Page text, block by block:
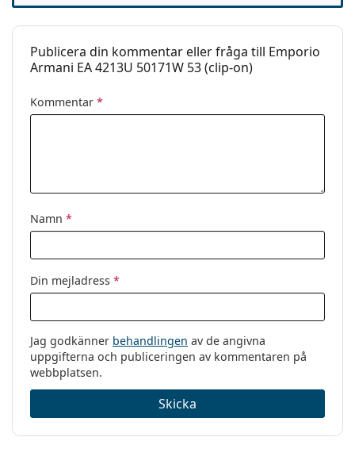
behöver hjälp med att välja ditt par.
Detta är en medicinteknisk produkt. Läs
instruktionerna före användning
Fjädergångjärn: Nej
Tillbehör
Putsduk:
Ja
Kategori:
Glasögon
Varumärke:
Publicera din kommentar eller fråga till Emporio
Armani EA 4213U 50171W 53 (clip-on)
Kommentar *
Namn *
Din mejladress *
Jag godkänner behandlingen av de angivna
uppgifterna och publiceringen av kommentaren på
webbplatsen.
Skicka